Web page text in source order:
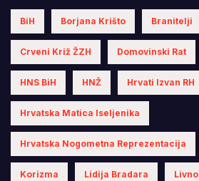
BiH Borjana Krišto Branitelji
Crveni Križ ŽZH Domovinski Rat
HNS BiH HNŽ Hrvati Izvan RH
Hrvatska Matica Iseljenika
Hrvatska Nogometna Reprezentacija
Korizma Lidija Bradara Livno